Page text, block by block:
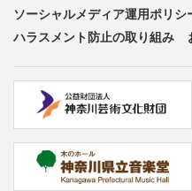
ソーシャルメディア運用ポリシ
ハラスメント防止の取り組み